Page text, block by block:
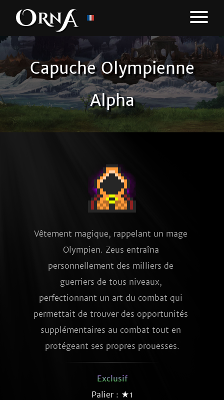
Capuche Olympienne
Alpha
Vêtement magique, rappelant un mage
Olympien. Zeus entraîna
personnellement des milliers de
guerriers de tous niveaux,
perfectionnant un art du combat qui
permettait de trouver des opportunités
supplémentaires au combat tout en
protégeant ses propres prouesses.
Exclusif
Palier : ★1